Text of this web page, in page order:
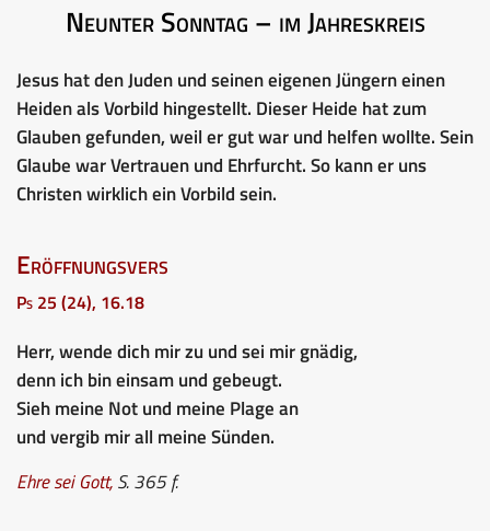
Neunter Sonntag – im Jahreskreis
Jesus hat den Juden und seinen eigenen Jüngern einen
Heiden als Vorbild hingestellt. Dieser Heide hat zum
Glauben gefunden, weil er gut war und helfen wollte. Sein
Glaube war Vertrauen und Ehrfurcht. So kann er uns
Christen wirklich ein Vorbild sein.
Eröffnungsvers
Ps 25 (24), 16.18
Herr, wende dich mir zu und sei mir gnädig,
denn ich bin einsam und gebeugt.
Sieh meine Not und meine Plage an
und vergib mir all meine Sünden.
Ehre sei Gott,S. 365 f.